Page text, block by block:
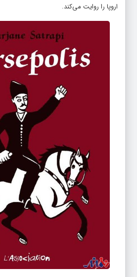
اروپا را روایت می‌کند.